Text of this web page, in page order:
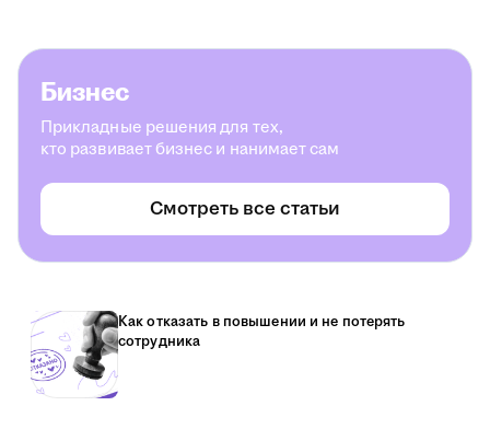
Бизнес
Прикладные решения для тех,
кто развивает бизнес и нанимает сам
Смотреть все статьи
Как отказать в повышении и не потерять
сотрудника